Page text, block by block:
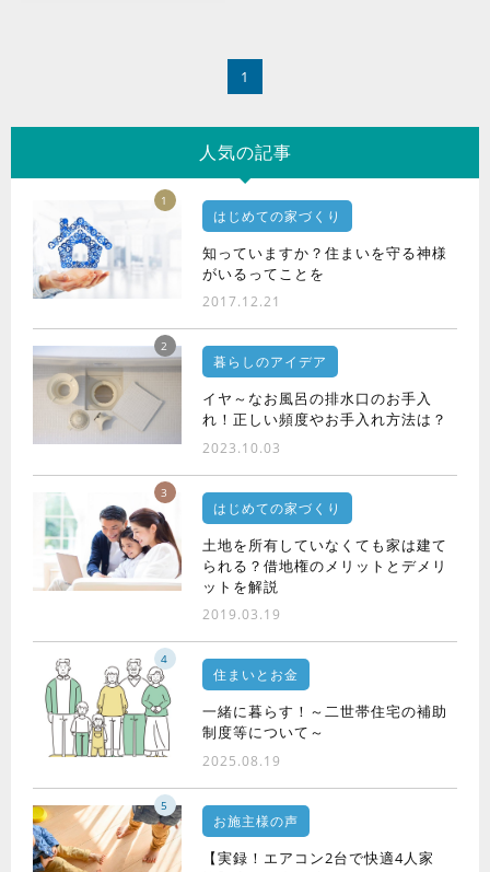
1
人気の記事
1
はじめての家づくり
知っていますか？住まいを守る神様
がいるってことを
2017.12.21
2
暮らしのアイデア
イヤ～なお風呂の排水口のお手入
れ！正しい頻度やお手入れ方法は？
2023.10.03
3
はじめての家づくり
土地を所有していなくても家は建て
られる？借地権のメリットとデメリ
ットを解説
2019.03.19
4
住まいとお金
一緒に暮らす！～二世帯住宅の補助
制度等について～
2025.08.19
5
お施主様の声
【実録！エアコン2台で快適4人家